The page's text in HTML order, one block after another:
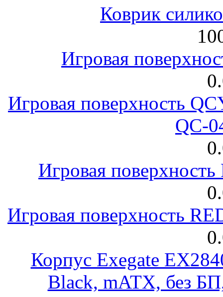
Коврик
Игровая
Игровая поверхность
QC-
Игровая
Игровая поверхность
Корпус Exegate
Black, mATX, без